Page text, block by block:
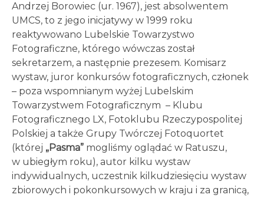
Andrzej Borowiec (ur. 1967), jest absolwentem
UMCS, to z jego inicjatywy w 1999 roku
reaktywowano Lubelskie Towarzystwo
Fotograficzne, którego wówczas został
sekretarzem, a następnie prezesem. Komisarz
wystaw, juror konkursów fotograficznych, członek
– poza wspomnianym wyżej Lubelskim
Towarzystwem Fotograficznym – Klubu
Fotograficznego LX, Fotoklubu Rzeczypospolitej
Polskiej a także Grupy Twórczej Fotoquortet
(której „Pasma” mogliśmy oglądać w Ratuszu,
w ubiegłym roku), autor kilku wystaw
indywidualnych, uczestnik kilkudziesięciu wystaw
zbiorowych i pokonkursowych w kraju i za granicą,